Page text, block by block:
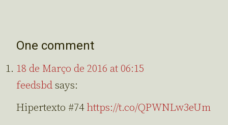
One comment
18 de Março de 2016 at 06:15
feedsbdsays:
Hipertexto #74https://t.co/QPWNLw3eUm